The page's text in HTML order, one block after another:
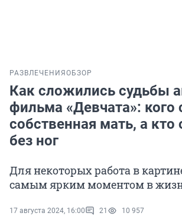
РАЗВЛЕЧЕНИЯ ОБЗОР
Как сложились судьбы
фильма «Девчата»: кого
собственная мать, а кто
без ног
Для некоторых работа в
самым ярким моментом в
17 августа 2024, 16:00 21 10 957